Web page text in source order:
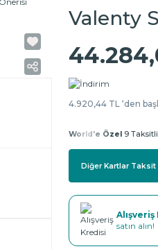
Valenty
4.920,44 TL ‘den
World'e Özel 9
Diğer Kartlar Taksit
satın alın!